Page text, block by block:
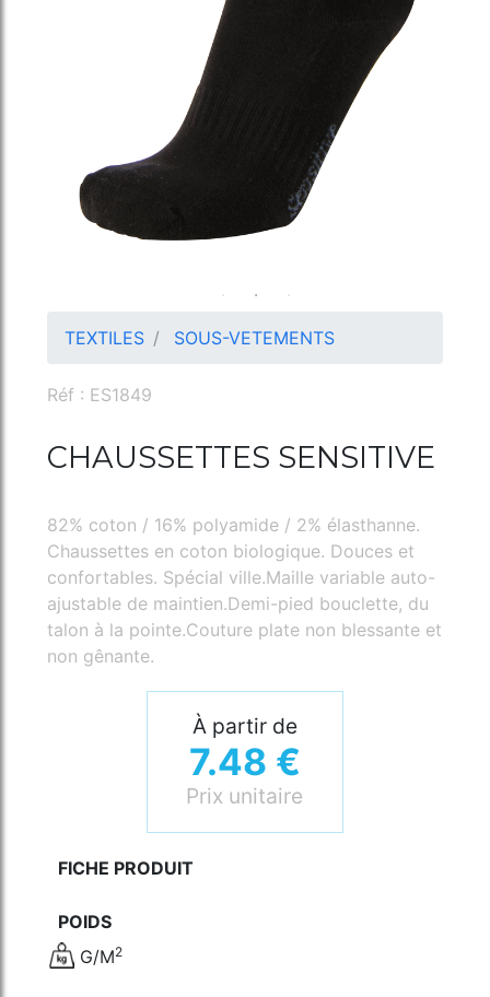
TEXTILES SOUS-VETEMENTS
Réf : ES1849
CHAUSSETTES SENSITIVE
82% coton / 16% polyamide / 2% élasthanne.
Chaussettes en coton biologique. Douces et
confortables. Spécial ville.Maille variable auto-
ajustable de maintien.Demi-pied bouclette, du
talon à la pointe.Couture plate non blessante et
non gênante.
À partir de
7.48 €
Prix unitaire
FICHE PRODUIT
POIDS
G/M2